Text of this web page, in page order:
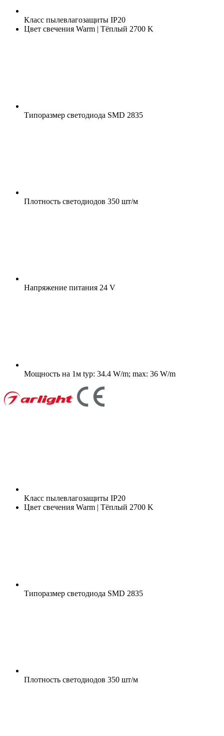
Класс пылевлагозащиты IP20
Цвет свечения Warm | Тёплый 2700 K
Типоразмер светодиода SMD 2835
Плотность светодиодов 350 шт/м
Напряжение питания 24 V
Мощность на 1м typ: 34.4 W/m; max: 36 W/m
Класс пылевлагозащиты IP20
Цвет свечения Warm | Тёплый 2700 K
Типоразмер светодиода SMD 2835
Плотность светодиодов 350 шт/м